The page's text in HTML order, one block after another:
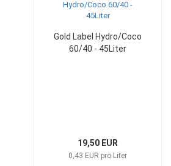
Gold Label Hydro/Coco
60/40 - 45Liter
19,50 EUR
0,43 EUR pro Liter